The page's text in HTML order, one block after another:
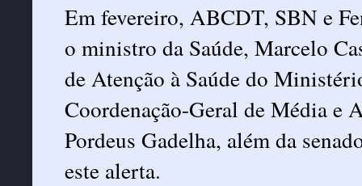
Em fevereiro, ABCDT, SBN e
o ministro da Saúde, Marcelo
de Atenção à Saúde do
Coordenação-Geral de Média e
Pordeus Gadelha, além da
este alerta.